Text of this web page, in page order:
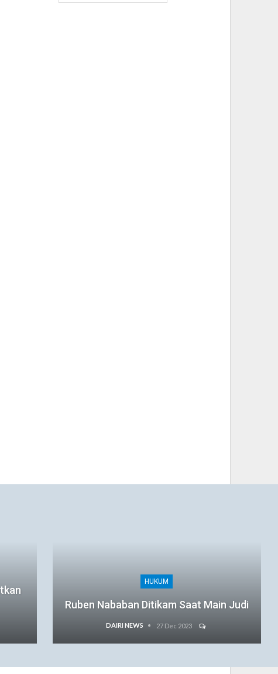
HUKUM
Ruben Nababan Ditikam Saat Main Judi
DAIRI NEWS 27 Dec 2023